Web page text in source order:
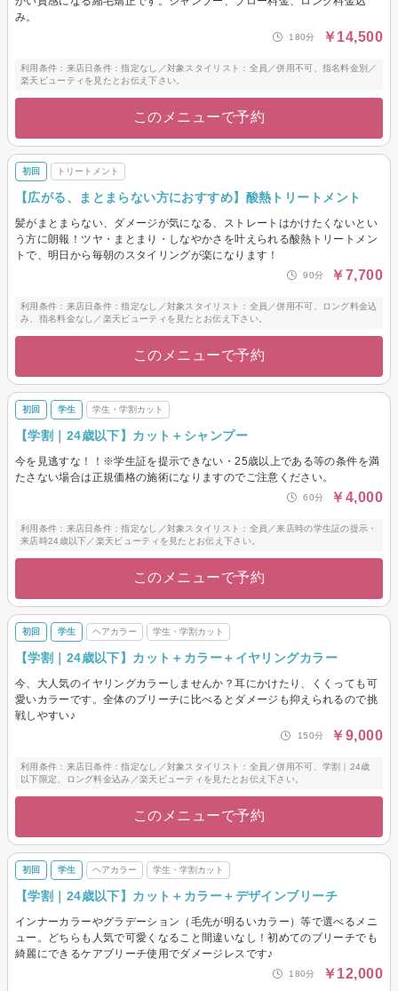
み。
180分 ￥14,500
利用条件：来店日条件：指定なし／対象スタイリスト：全員／併用不可、指名料金別／
楽天ビューティを見たとお伝え下さい。
このメニューで予約
初回 トリートメント
【広がる、まとまらない方におすすめ】酸熱トリートメント
髪がまとまらない、ダメージが気になる、ストレートはかけたくないとい
う方に朗報！ツヤ・まとまり・しなやかさを叶えられる酸熱トリートメン
トで、明日から毎朝のスタイリングが楽になります！
90分 ￥7,700
利用条件：来店日条件：指定なし／対象スタイリスト：全員／併用不可、ロング料金込
み、指名料金なし／楽天ビューティを見たとお伝え下さい。
このメニューで予約
初回 学生 学生・学割カット
【学割｜24歳以下】カット＋シャンプー
今を見逃すな！！※学生証を提示できない・25歳以上である等の条件を満
たさない場合は正規価格の施術になりますのでご注意ください。
60分 ￥4,000
利用条件：来店日条件：指定なし／対象スタイリスト：全員／来店時の学生証の提示・
来店時24歳以下／楽天ビューティを見たとお伝え下さい。
このメニューで予約
初回 学生 ヘアカラー 学生・学割カット
【学割｜24歳以下】カット＋カラー＋イヤリングカラー
今、大人気のイヤリングカラーしませんか？耳にかけたり、くくっても可
愛いカラーです。全体のブリーチに比べるとダメージも抑えられるので挑
戦しやすい♪
150分 ￥9,000
利用条件：来店日条件：指定なし／対象スタイリスト：全員／併用不可、学割｜24歳
以下限定、ロング料金込み／楽天ビューティを見たとお伝え下さい。
このメニューで予約
初回 学生 ヘアカラー 学生・学割カット
【学割｜24歳以下】カット＋カラー＋デザインブリーチ
インナーカラーやグラデーション（毛先が明るいカラー）等で選べるメニ
ュー。どちらも人気で可愛くなること間違いなし！初めてのブリーチでも
綺麗にできるケアブリーチ使用でダメージレスです♪
180分 ￥12,000